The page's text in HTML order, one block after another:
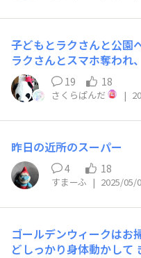
子どもとラクさんと公園
ラクさんとスマホ奪われ
8歳の作品をご覧ください
19 18
さくらぱんだ |
昨日の近所のスーパー
4 18
すまーふ | 2025/05/
ゴールデンウィークはお
どしっかり身体動かし